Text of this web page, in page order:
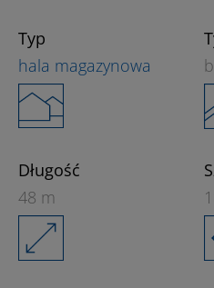
Typ
hala magazynowa
Długość
48 m